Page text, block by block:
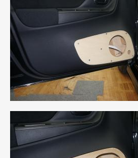
2019年12月 (8)
(12)
2019年10月
2019年9月(12)
2019年8月(10)
2019年7月(17)
2019年6月(16)
(21)